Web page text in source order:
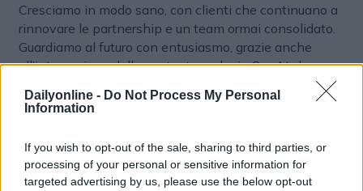
Dailyonline - Do Not Process My Personal
Information
If you wish to opt-out of the sale, sharing to third parties, or
processing of your personal or sensitive information for
targeted advertising by us, please use the below opt-out
Cresciamo in modo sano, con clienti che continuano a
rinnovare le partnership e un team ormai consolidato.
Guardiamo al futuro con entusiasmo, grazie anche
all’integrazione della nostra tecnologia GenAI che
personalizzate e performanti”, dichiaraAlvise
MADTECH